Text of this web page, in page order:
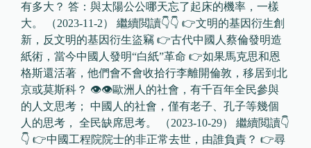
有多大？ 答：與太陽公公哪天忘了起床的機率，一樣
大。 （2023-11-2） 繼續閲讀👇👇 👉文明的基因衍生創
新，反文明的基因衍生盜竊 👉古代中國人蔡倫發明造
紙術，當今中國人發明“白紙”革命 👉如果馬克思和恩
格斯還活著，他們會不會收拾行李離開倫敦，移居到北
京或莫斯科？ 👁👁歐洲人的社會，有千百年全民參與
的人文思考； 中國人的社會，僅有老子、孔子等幾個
人的思考， 全民缺席思考。 （2023-10-29） 繼續閲讀👇
👇 👉中國工程院院士的非正常去世，由誰負責？ 👉尋